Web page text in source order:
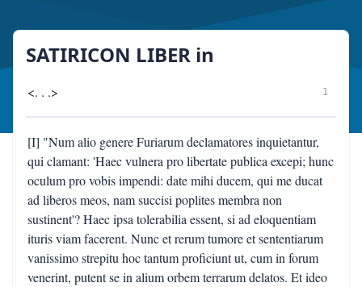
SATIRICON LIBER in
<. . .> 1
[I] "Num alio genere Furiarum declamatores inquietantur,
qui clamant: 'Haec vulnera pro libertate publica excepi; hunc
oculum pro vobis impendi: date mihi ducem, qui me ducat
ad liberos meos, nam succisi poplites membra non
sustinent'? Haec ipsa tolerabilia essent, si ad eloquentiam
ituris viam facerent. Nunc et rerum tumore et sententiarum
vanissimo strepitu hoc tantum proficiunt ut, cum in forum
venerint, putent se in alium orbem terrarum delatos. Et ideo